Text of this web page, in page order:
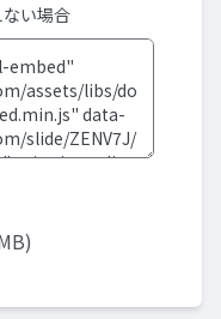
ない場合